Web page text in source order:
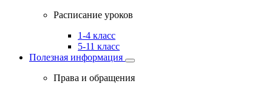
Расписание уроков
1-4 класс
5-11 класс
Полезная информация
Права и обращения